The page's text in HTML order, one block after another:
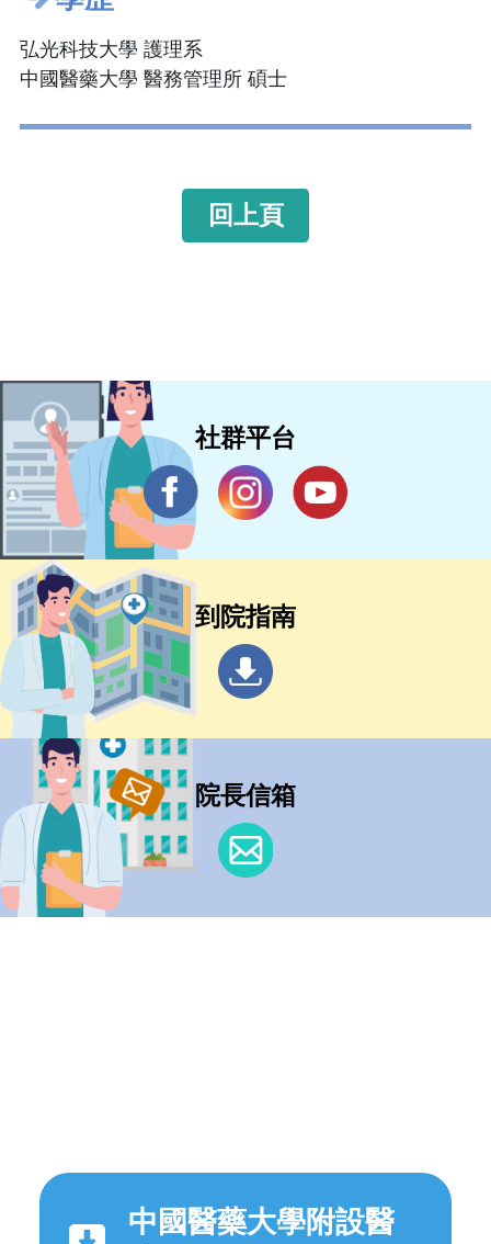
弘光科技大學 護理系
中國醫藥大學 醫務管理所 碩士
回上頁
社群平台
到院指南
院長信箱
中國醫藥大學附設醫